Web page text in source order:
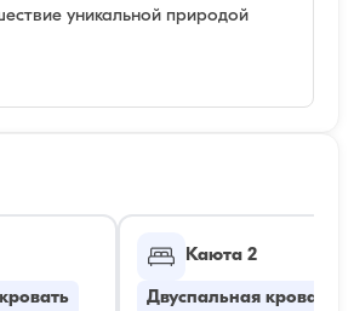
уникальной природой
Каюта 2
Двуспальная кровать